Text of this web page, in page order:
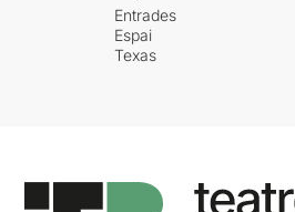
Entrades
Espai
Texas